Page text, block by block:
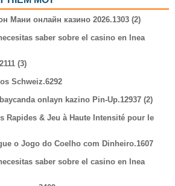
Мани онлайн казино 2026.1303 (2)
saber sobre el casino en lnea
(3)
Schweiz.6292
onlayn kazino Pin-Up.12937 (2)
Rapides & Jeu à Haute Intensité pour le
o Jogo do Coelho com Dinheiro.1607
saber sobre el casino en lnea